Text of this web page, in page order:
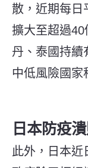
散，近期每日
擴大至超過
丹、泰國持續
中低風險國家
日本防疫
此外，日本近